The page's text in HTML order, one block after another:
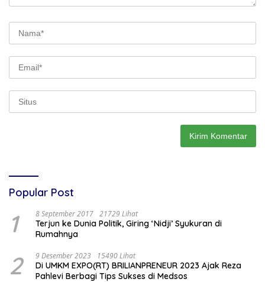
Popular Post
1 8 September 2017 21729 Lihat
Terjun ke Dunia Politik, Giring ‘Nidji’ Syukuran di
Rumahnya
2 9 Desember 2023 15490 Lihat
Di UMKM EXPO(RT) BRILIANPRENEUR 2023 Ajak Reza
Pahlevi Berbagi Tips Sukses di Medsos